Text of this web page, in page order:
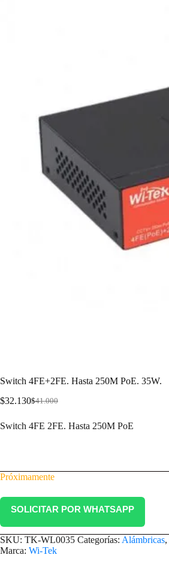
Switch 4FE+2FE. Hasta 250M PoE. 35W.
$41.000
$32.130
Switch 4FE 2FE. Hasta 250M PoE
Próximamente
SOLICITAR POR WHATSAPP
SKU: TK-WL0035 Categorías: Alámbricas,
Marca: Wi-Tek